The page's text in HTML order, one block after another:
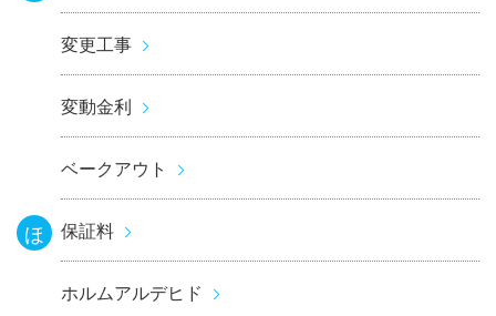
変更工事
変動金利
ベークアウト
ほ 保証料
ホルムアルデヒド